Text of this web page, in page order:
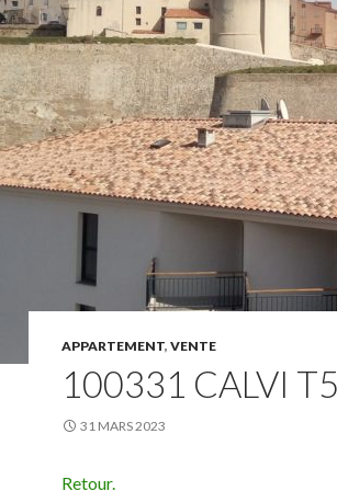
APPARTEMENT, VENTE
100331 CALVI
31 MARS 2023
Retour.